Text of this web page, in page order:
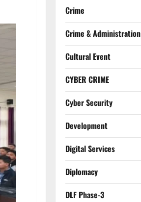
Crime
Crime & Administration
Cultural Event
CYBER CRIME
Cyber Security
Development
Digital Services
Diplomacy
DLF Phase-3